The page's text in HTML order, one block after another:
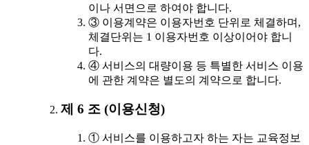
이나 서면으로 하여야 합니다.
③ 이용계약은 이용자번호 단위로 체결하며,
체결단위는 1 이용자번호 이상이어야 합니
다.
④ 서비스의 대량이용 등 특별한 서비스 이용
에 관한 계약은 별도의 계약으로 합니다.
제 6 조 (이용신청)
① 서비스를 이용하고자 하는 자는 교육정보